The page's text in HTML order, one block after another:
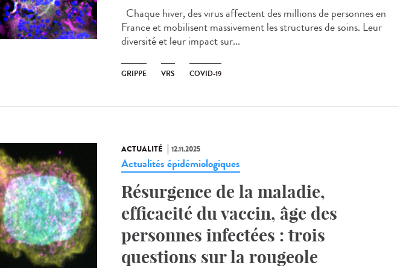
Chaque hiver, des virus affectent des millions de personnes en
France et mobilisent massivement les structures de soins. Leur
diversité et leur impact sur...
GRIPPE VRS COVID-19
ACTUALITÉ 12.11.2025
Actualités épidémiologiques
Résurgence de la maladie,
efficacité du vaccin, âge des
personnes infectées : trois
questions sur la rougeole